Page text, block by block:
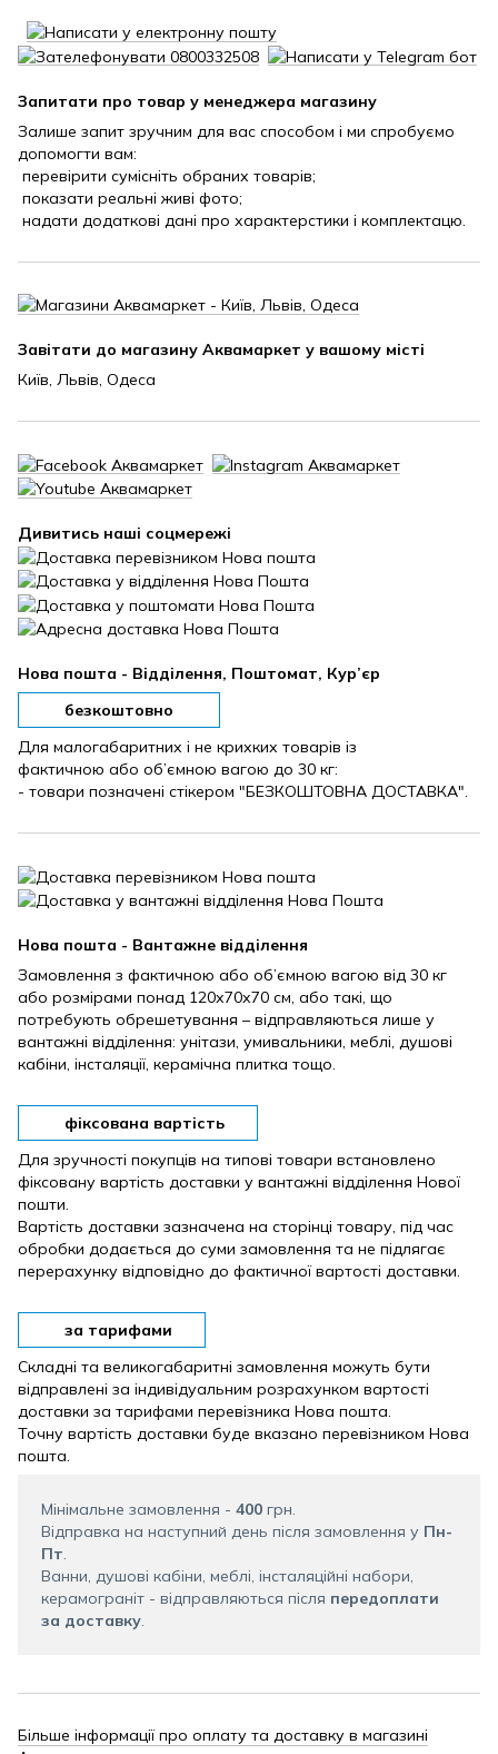
Запитати про товар у менеджера магазину
Залише запит зручним для вас способом і ми спробуємо
допомогти вам:
перевірити сумісніть обраних товарів;
показати реальні живі фото;
надати додаткові дані про характерстики і комплектацю.
Завітати до магазину Аквамаркет у вашому місті
Київ, Львів, Одеса
Дивитись наші соцмережі
Нова пошта - Відділення, Поштомат, Кур’єр
безкоштовно
Для малогабаритних і не крихких товарів із
фактичною або об’ємною вагою до 30 кг:
- товари позначені стікером "БЕЗКОШТОВНА ДОСТАВКА".
Нова пошта - Вантажне відділення
Замовлення з фактичною або об’ємною вагою від 30 кг
або розмірами понад 120х70х70 см, або такі, що
потребують обрешетування – відправляються лише у
вантажні відділення: унітази, умивальники, меблі, душові
кабіни, інсталяції, керамічна плитка тощо.
фіксована вартість
Для зручності покупців на типові товари встановлено
фіксовану вартість доставки у вантажні відділення Нової
пошти.
Вартість доставки зазначена на сторінці товару, під час
обробки додається до суми замовлення та не підлягає
перерахунку відповідно до фактичної вартості доставки.
за тарифами
Складні та великогабаритні замовлення можуть бути
відправлені за індивідуальним розрахунком вартості
доставки за тарифами перевізника Нова пошта.
Точну вартість доставки буде вказано перевізником Нова
пошта.
Мінімальне замовлення - 400 грн.
Відправка на наступний день після замовлення у Пн-
Пт.
Ванни, душові кабіни, меблі, інсталяційні набори,
керамограніт - відправляються після передоплати
за доставку.
Більше інформації про оплату та доставку в магазині